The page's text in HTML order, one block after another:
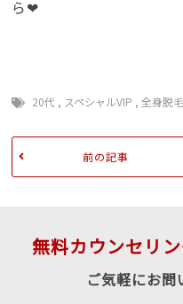
ら❤
20代 , スペシャルVIP ,全身脱毛
前の記事
無料カウンセリ
ご気軽にお